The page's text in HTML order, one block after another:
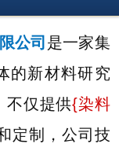
公司 是一家集
的新材料研究
不仅提供{染料
定制，公司技